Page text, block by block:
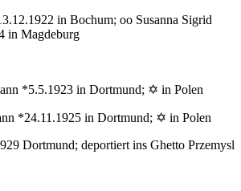
in Bochum; oo Susanna Sigrid
in Magdeburg
*5.5.1923 in Dortmund; ✡ in Polen
*24.11.1925 in Dortmund; ✡ in Polen
Dortmund; deportiert ins Ghetto Przemysl